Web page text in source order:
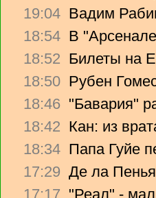
19:04 Вадим
18:54 В
18:52 Билеты на
18:50 Рубен
18:46 "Бавария"
18:42 Кан: из
18:34 Папа Гуйе
17:29 Де ла
17:17 "Реал" -